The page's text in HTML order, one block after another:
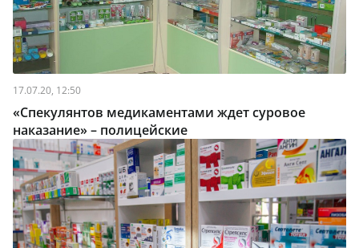
17.07.20, 12:50
«Спекулянтов медикаментами ждет суровое
наказание» – полицейские